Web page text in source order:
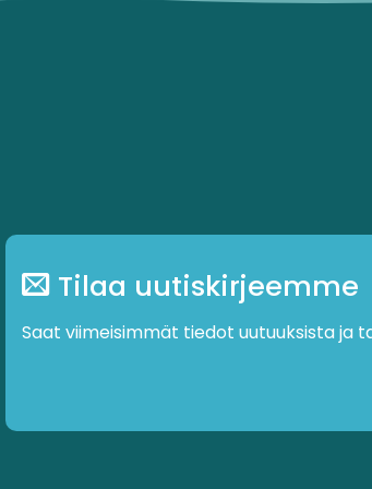
Tilaa uutiskirjeemme
Saat viimeisimmät tiedot uutuuksista ja